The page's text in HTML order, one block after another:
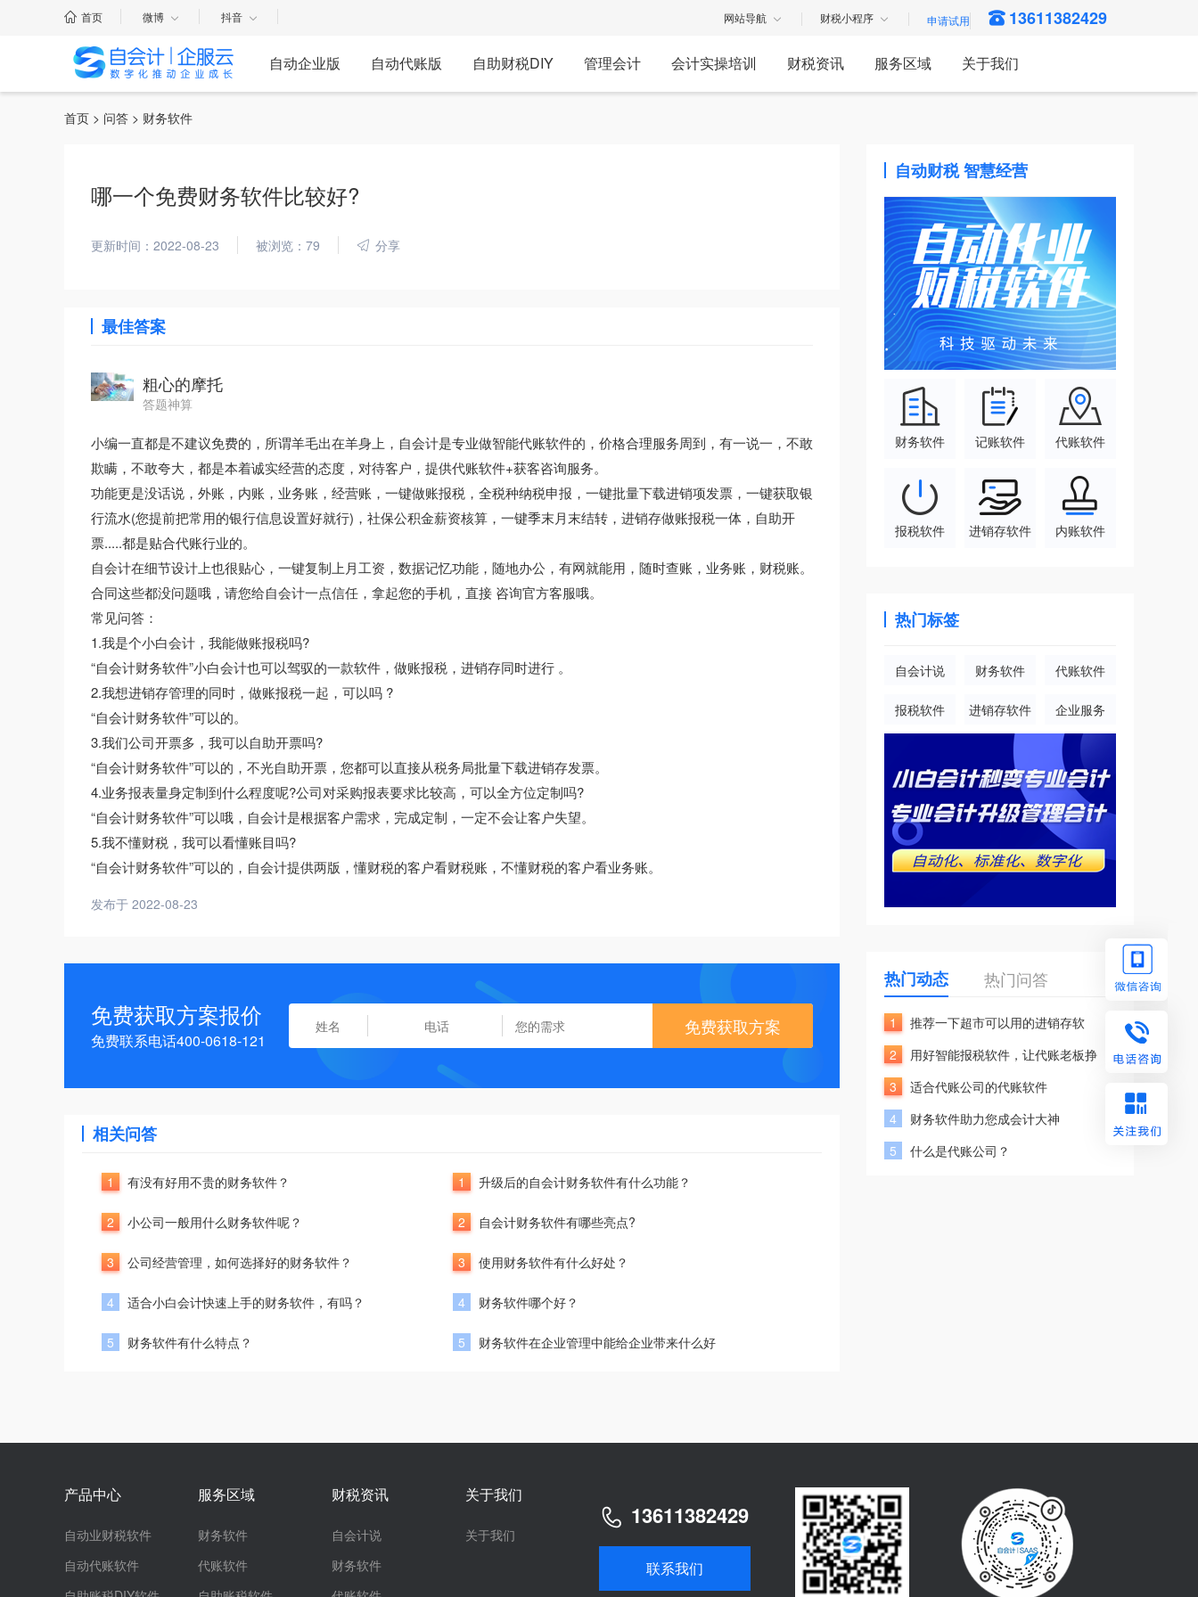
首页 微博 抖音 网站导航 财税小程序 13611382429
自动企业版 自动代账版 自助财税DIY 管理会计 会计实操培训 财税资讯 服务区域 关于我们
首页 > 问答 > 财务软件
哪一个免费财务软件比较好?
更新时间：2022-08-23 被浏览：79 分享
最佳答案
粗心的摩托
答题神算
小编一直都是不建议免费的，所谓羊毛出在羊身上，自会计是专业做智能代账软件的，价格合理服务周到，有一说一，不敢
欺瞒，不敢夸大，都是本着诚实经营的态度，对待客户，提供代账软件+获客咨询服务。
功能更是没话说，外账，内账，业务账，经营账，一键做账报税，全税种纳税申报，一键批量下载进销项发票，一键获取银
行流水(您提前把常用的银行信息设置好就行)，社保公积金薪资核算，一键季末月末结转，进销存做账报税一体，自助开
票.....都是贴合代账行业的。
自会计在细节设计上也很贴心，一键复制上月工资，数据记忆功能，随地办公，有网就能用，随时查账，业务账，财税账。
合同这些都没问题哦，请您给自会计一点信任，拿起您的手机，直接 咨询官方客服哦。
常见问答：
1.我是个小白会计，我能做账报税吗?
“自会计财务软件”小白会计也可以驾驭的一款软件，做账报税，进销存同时进行 。
2.我想进销存管理的同时，做账报税一起，可以吗 ?
“自会计财务软件”可以的。
3.我们公司开票多，我可以自助开票吗?
“自会计财务软件”可以的，不光自助开票，您都可以直接从税务局批量下载进销存发票。
4.业务报表量身定制到什么程度呢?公司对采购报表要求比较高，可以全方位定制吗?
“自会计财务软件”可以哦，自会计是根据客户需求，完成定制，一定不会让客户失望。
5.我不懂财税，我可以看懂账目吗?
“自会计财务软件”可以的，自会计提供两版，懂财税的客户看财税账，不懂财税的客户看业务账。
发布于 2022-08-23
免费获取方案报价
免费联系电话400-0618-121
免费获取方案
相关问答
1 有没有好用不贵的财务软件？
2 小公司一般用什么财务软件呢？
3 公司经营管理，如何选择好的财务软件？
4 适合小白会计快速上手的财务软件，有吗？
5 财务软件有什么特点？
1 升级后的自会计财务软件有什么功能？
2 自会计财务软件有哪些亮点?
3 使用财务软件有什么好处？
4 财务软件哪个好？
5 财务软件在企业管理中能给企业带来什么好
自动财税 智慧经营
财务软件 记账软件 代账软件
报税软件 进销存软件 内账软件
热门标签
自会计说 财务软件 代账软件
报税软件 进销存软件 企业服务
热门动态 热门问答
1
推荐一下超市可以用的进销存软
2
用好智能报税软件，让代账老板挣
3
适合代账公司的代账软件
4
财务软件助力您成会计大神
5
什么是代账公司？
产品中心
自动业财税软件
自动代账软件
服务区域
财务软件
代账软件
财税资讯
自会计说
财务软件
关于我们
关于我们
13611382429
联系我们